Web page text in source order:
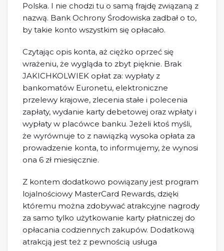
Polska. I nie chodzi tu o samą frajdę związaną z
nazwą. Bank Ochrony Środowiska zadbał o to,
by takie konto wszystkim się opłacało.
Czytając opis konta, aż ciężko oprzeć się
wrażeniu, że wygląda to zbyt pięknie. Brak
JAKICHKOLWIEK opłat za: wypłaty z
bankomatów Euronetu, elektroniczne
przelewy krajowe, zlecenia stałe i polecenia
zapłaty, wydanie karty debetowej oraz wpłaty i
wypłaty w placówce banku. Jeżeli ktoś myśli,
że wyrównuje to z nawiązką wysoka opłata za
prowadzenie konta, to informujemy, że wynosi
ona 6 zł miesięcznie.
Z kontem dodatkowo powiązany jest program
lojalnościowy MasterCard Rewards, dzięki
któremu można zdobywać atrakcyjne nagrody
za samo tylko użytkowanie karty płatniczej do
opłacania codziennych zakupów. Dodatkową
atrakcją jest też z pewnością usługa